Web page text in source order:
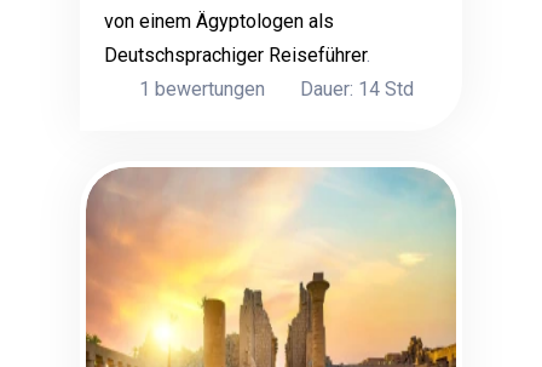
von einem Ägyptologen als
Deutschsprachiger Reiseführer.
1 bewertungen
Dauer: 14 Std